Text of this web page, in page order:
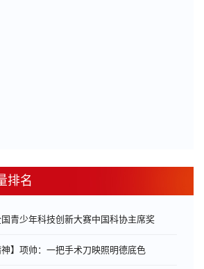
排名
青少年科技创新大赛中国科协主席奖
神】项帅：一把手术刀映照明德底色